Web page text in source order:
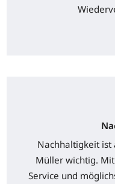
Nachhaltigkeit ist
Müller wichtig.
Service und